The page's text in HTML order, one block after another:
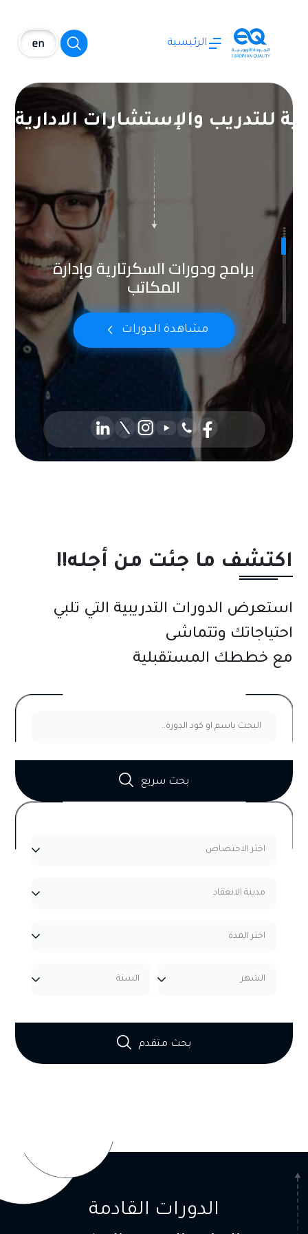
الرئيسية
للتدريب والإستشارات الادارية
برامج ودورات الإدارة الإلكترونية
والتحول الرقمي
مشاهدة الدورات
اكتشف ما جئت من أجله!!
استعرض الدورات التدريبية التي تلبي
احتياجاتك وتتماشى
مع خططك المستقبلية
بحث سريع
بحث متقدم
الدورات القادمة